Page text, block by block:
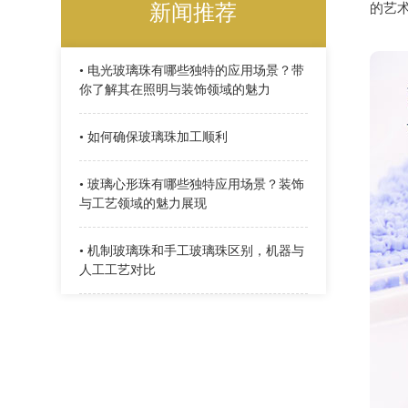
新闻推荐
• 电光玻璃珠有哪些独特的应用场景？带
你了解其在照明与装饰领域的魅力
• 如何确保玻璃珠加工顺利
• 玻璃心形珠有哪些独特应用场景？装饰
与工艺领域的魅力展现
• 机制玻璃珠和手工玻璃珠区别，机器与
人工工艺对比
的艺